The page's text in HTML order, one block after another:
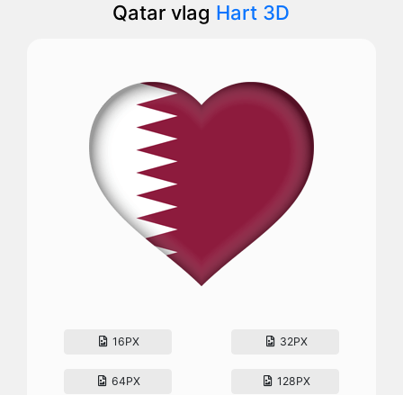
Qatar vlag Hart 3D
16PX 32PX
64PX 128PX